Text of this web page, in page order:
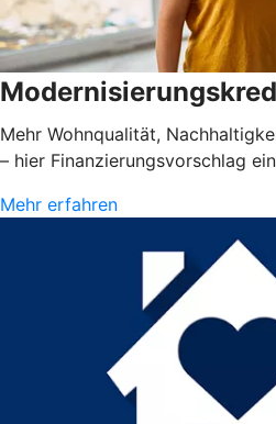
Mehr Wohnqualität,
– hier Finanzierungsvorschlag
Mehr erfahren